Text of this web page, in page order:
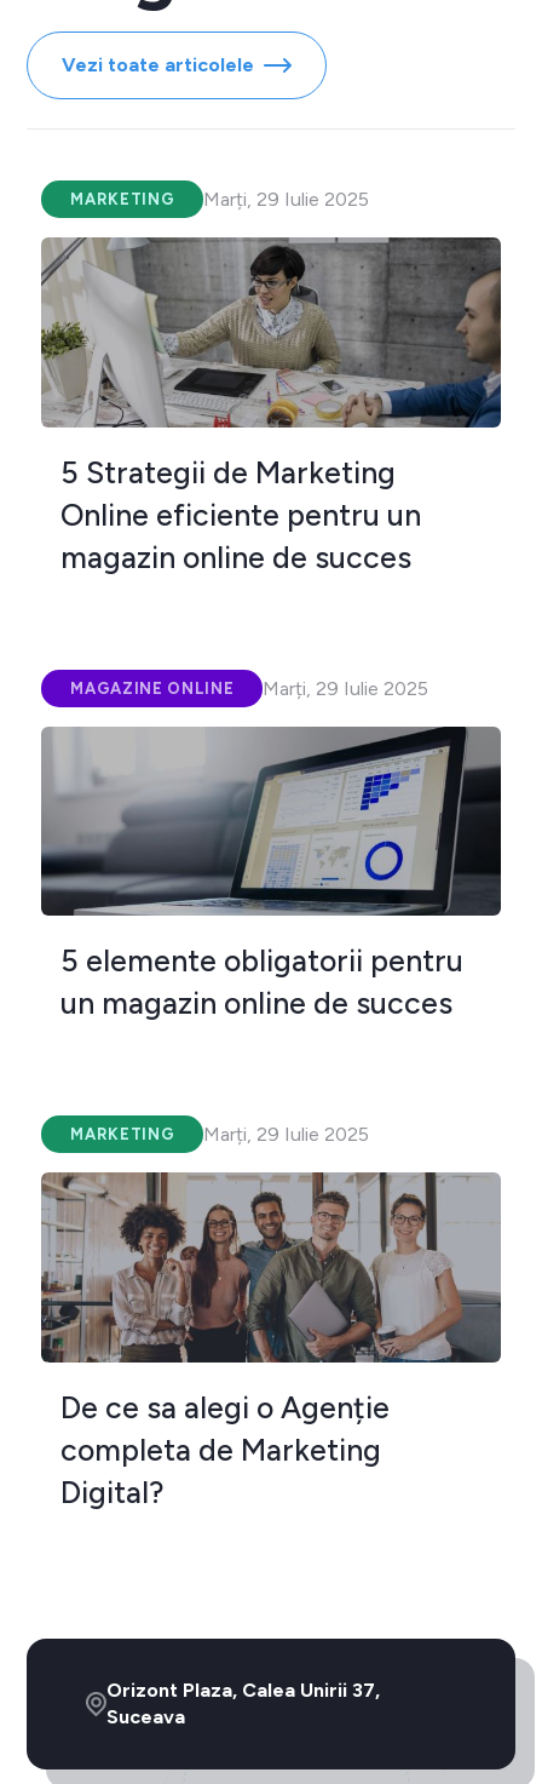
Vezi toate articolele
MARKETING Marți, 29 Iulie 2025
5 Strategii de Marketing
Online eficiente pentru un
magazin online de succes
MAGAZINE ONLINE Marți, 29 Iulie 2025
5 elemente obligatorii pentru
un magazin online de succes
MARKETING Marți, 29 Iulie 2025
De ce sa alegi o Agenție
completa de Marketing
Digital?
Orizont Plaza, Calea Unirii 37,
Suceava